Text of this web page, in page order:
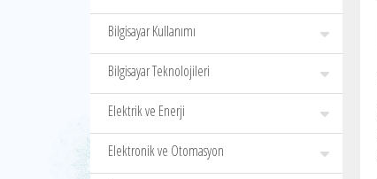
Bilgisayar Kullanımı
Bilgisayar Teknolojileri
Elektrik ve Enerji
Elektronik ve Otomasyon